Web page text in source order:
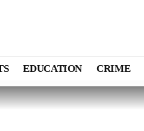
EDUCATION CRIME